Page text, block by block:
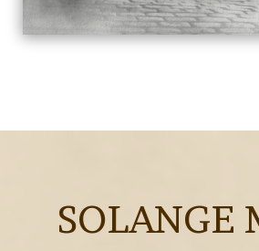
SOLANGE